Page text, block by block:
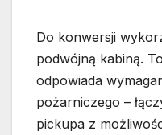
Do konwersji
podwójną kabiną.
odpowiada
pożarniczego –
pickupa z